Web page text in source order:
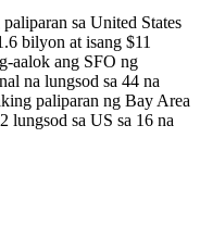
sa United States
bilyon at isang $11
aalok ang SFO ng
na lungsod sa 44 na
paliparan ng Bay Area
lungsod sa US sa 16 na